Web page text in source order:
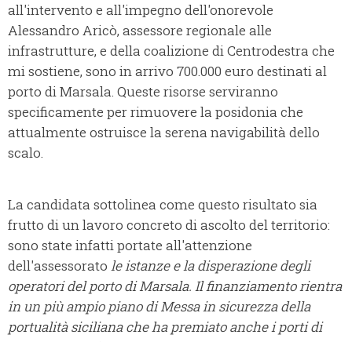
all'intervento e all'impegno dell'onorevole
Alessandro Aricò, assessore regionale alle
infrastrutture, e della coalizione di Centrodestra che
mi sostiene, sono in arrivo 700.000 euro destinati al
porto di Marsala. Queste risorse serviranno
specificamente per rimuovere la posidonia che
attualmente ostruisce la serena navigabilità dello
scalo.
La candidata sottolinea come questo risultato sia
frutto di un lavoro concreto di ascolto del territorio:
sono state infatti portate all'attenzione
dell'assessorato le istanze e la disperazione degli
operatori del porto di Marsala. Il finanziamento rientra
in un più ampio piano di Messa in sicurezza della
portualità siciliana che ha premiato anche i porti di